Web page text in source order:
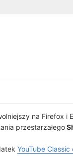
na Firefox i
przestarzałego
YouTube